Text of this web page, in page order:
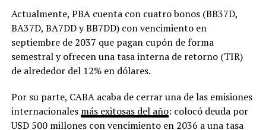
Actualmente, PBA cuenta con cuatro bonos (BB37D,
BA37D, BA7DD y BB7DD) con vencimiento en
septiembre de 2037 que pagan cupón de forma
semestral y ofrecen una tasa interna de retorno (TIR)
de alrededor del 12% en dólares.
Por su parte, CABA acaba de cerrar una de las emisiones
internacionales más exitosas del año: colocó deuda por
USD 500 millones con vencimiento en 2036 a una tasa